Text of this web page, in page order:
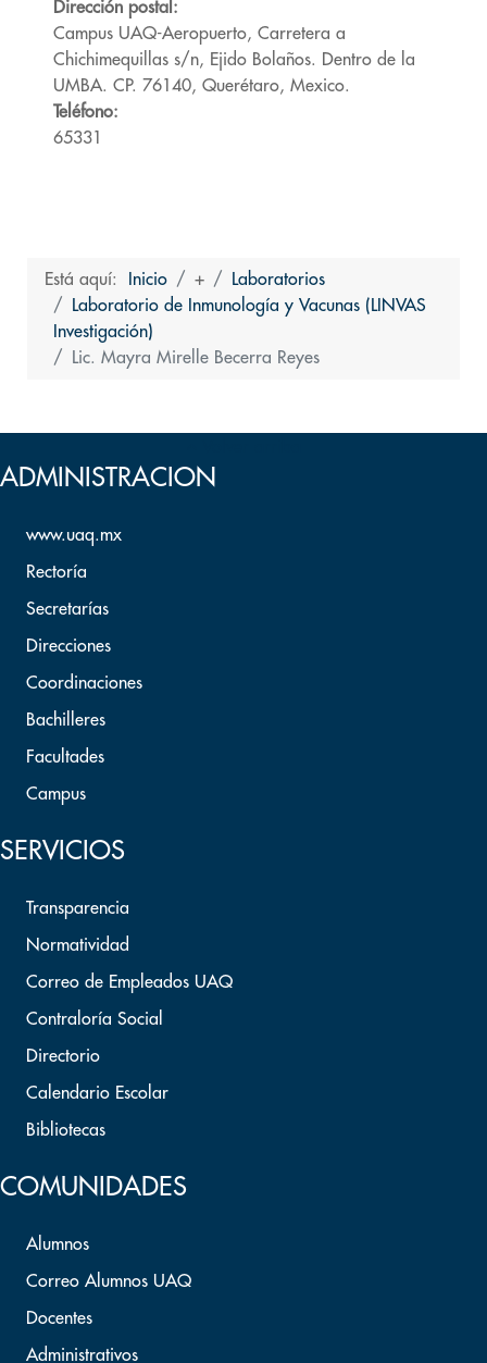
Dirección postal:
Campus UAQ-Aeropuerto, Carretera a
Chichimequillas s/n, Ejido Bolaños. Dentro de la
UMBA. CP. 76140, Querétaro, Mexico.
Teléfono:
65331
Está aquí: Inicio +
Laboratorios
Laboratorio de Inmunología y Vacunas (LINVAS
Investigación)
Lic. Mayra Mirelle Becerra Reyes
ADMINISTRACION
www.uaq.mx
Rectoría
Secretarías
Direcciones
Coordinaciones
Bachilleres
Facultades
Campus
SERVICIOS
Transparencia
Normatividad
Correo de Empleados UAQ
Contraloría Social
Directorio
Calendario Escolar
Bibliotecas
COMUNIDADES
Alumnos
Correo Alumnos UAQ
Docentes
Administrativos